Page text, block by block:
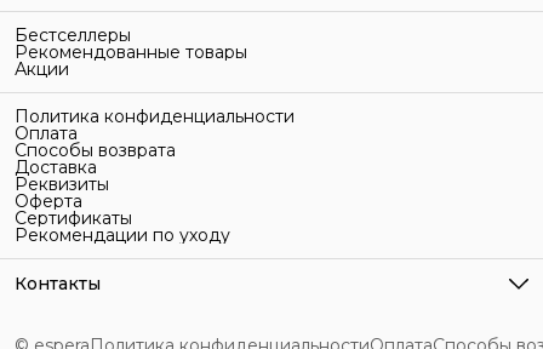
Бестселлеры
Рекомендованные товары
Акции
Политика конфиденциальности
Оплата
Способы возврата
Доставка
Реквизиты
Оферта
Сертификаты
Рекомендации по уходу
Контакты